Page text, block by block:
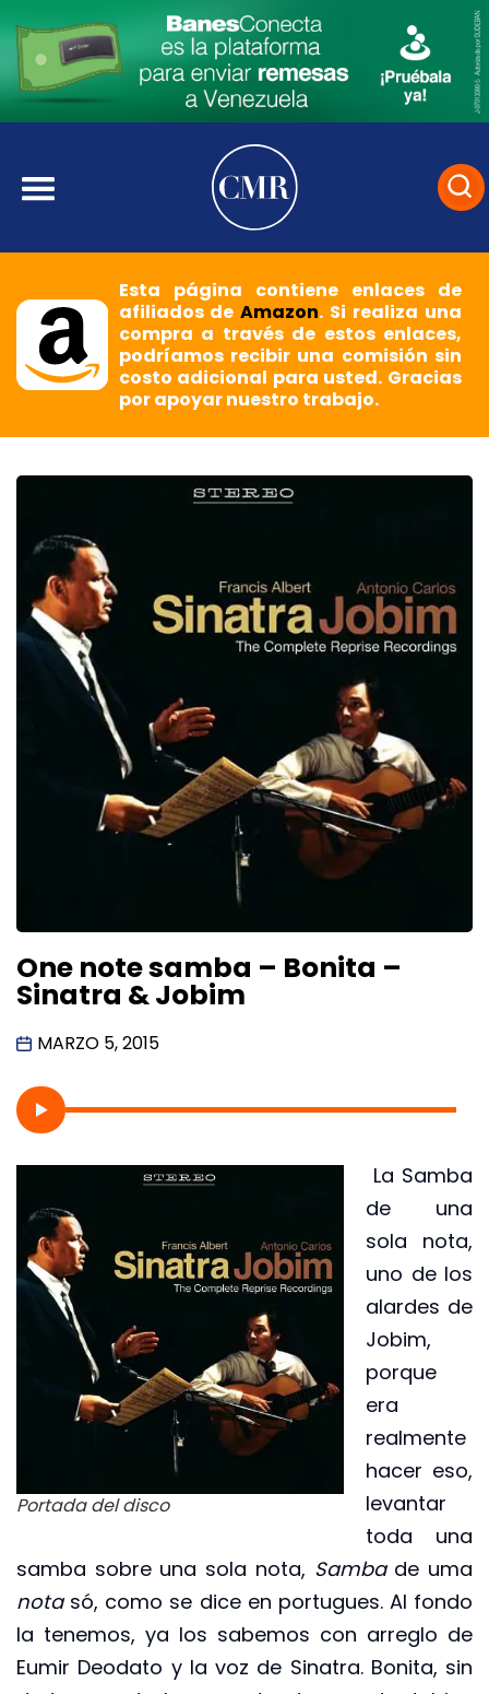
Esta página contiene enlaces de
afiliados deAmazon. Si realiza una
compra a través de estos enlaces,
podríamos recibir una comisión sin
costo adicional para usted. Gracias
por apoyar nuestro trabajo.
One note samba – Bonita –
Sinatra & Jobim
MARZO 5, 2015
Portada del disco
La Samba
de una
sola nota,
uno de los
alardes de
Jobim,
porque
era
realmente
hacer eso,
levantar
toda una
samba sobre una sola nota, Sambade uma
notasó, como se dice en portugues. Al fondo
la tenemos, ya los sabemos con arreglo de
Eumir Deodato y la voz de Sinatra. Bonita, sin